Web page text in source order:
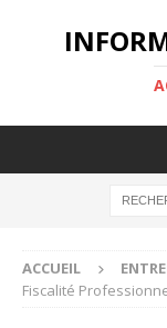
ACCUEIL
Fiscalité